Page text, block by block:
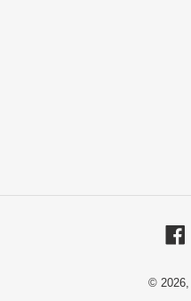
© 2026,